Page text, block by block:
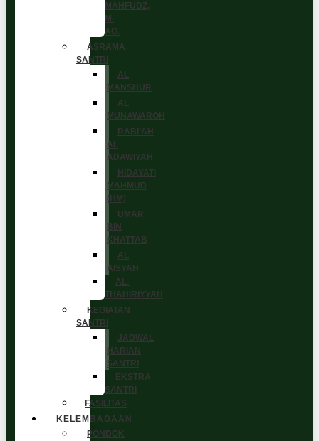
MAHFUDZ,
M.
AG.
ASRAMA
SANTRI
AL
MANSHUR
AL
MUNAWAROH
RABI’AH
AL
ADAWIYAH
HIDAYATI
MAHMUD
(HM)
UMAR
BIN
KHATTAB
AL
AISYAH
AL-
THAHIRIYYAH
KEGIATAN
SANTRI
JADWAL
HARIAN
SANTRI
EKSTRA
SANTRI
FASILITAS
KELEMBAGAAN
PONDOK